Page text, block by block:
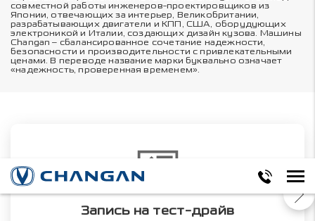
совместной работы инженеров-проектировщиков из
Японии, отвечающих за интерьер, Великобритании,
разрабатывающих двигатели и КПП, США, оборудующих
электроникой и Италии, создающих дизайн кузова. Машины
Changan – сбалансированное сочетание надежности,
безопасности и производительности с привлекательными
ценами. В переводе название марки буквально означает
«надежность, проверенная временем».
Запись на тест-драйв